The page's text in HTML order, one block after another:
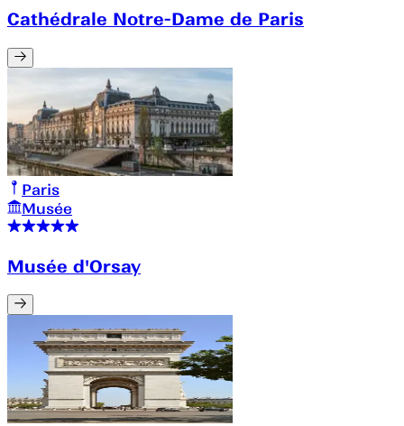
Cathédrale Notre-Dame de Paris
Paris
Musée
Musée d'Orsay